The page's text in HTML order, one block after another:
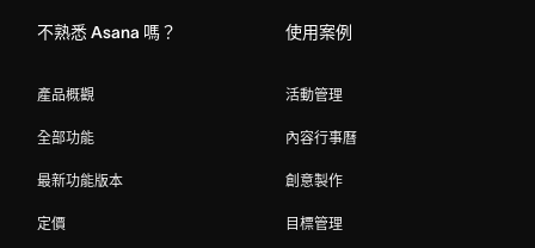
不熟悉 Asana 嗎？
產品概觀
全部功能
最新功能版本
定價
使用案例
活動管理
內容行事曆
創意製作
目標管理